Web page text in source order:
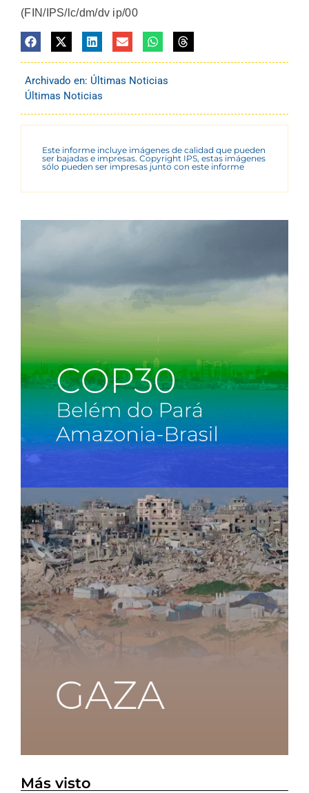
(FIN/IPS/lc/dm/dv ip/00
Archivado en: Últimas Noticias
Últimas Noticias
Este informe incluye imágenes de calidad que pueden
ser bajadas e impresas. Copyright IPS, estas imágenes
sólo pueden ser impresas junto con este informe
Más visto